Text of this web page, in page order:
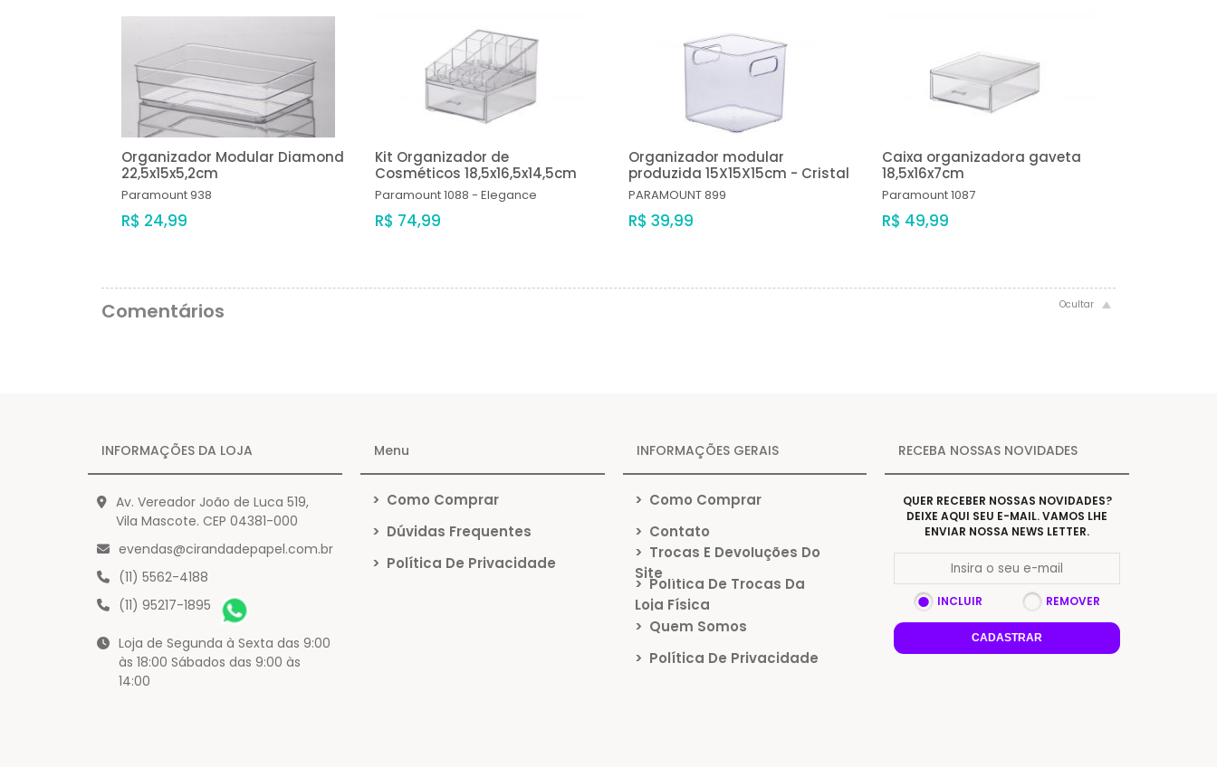
Organizador Modular Diamond
22,5x15x5,2cm
Paramount 938
R$ 24,99
Kit Organizador de
Cosméticos 18,5x16,5x14,5cm
Paramount1088 - Elegance
R$ 74,99
Organizador modular
produzida 15X15X15cm - Cristal
PARAMOUNT899
R$ 39,99
Caixa organizadora gaveta
18,5x16x7cm
Paramount1087
R$ 49,99
Comentários
INFORMAÇÕES DA LOJA
Av. Vereador João de Luca 519,
Vila Mascote. CEP 04381-000
evendas@cirandadepapel.com.br
(11) 5562-4188
(11) 95217-1895
Loja de Segunda à Sexta das 9:00
às 18:00 Sábados das 9:00 às
14:00
Menu
> Como Comprar
> Dúvidas Frequentes
> Política De Privacidade
INFORMAÇÕES GERAIS
> Como Comprar
> Contato
> Trocas E Devoluções Do
Site
>Política De Trocas Da
Loja Física
> Quem Somos
> Política De Privacidade
RECEBA NOSSAS NOVIDADES
QUER RECEBER NOSSAS NOVIDADES?
DEIXE AQUI SEU E-MAIL. VAMOS LHE
ENVIAR NOSSA NEWS LETTER.
INCLUIR REMOVER
CADASTRAR